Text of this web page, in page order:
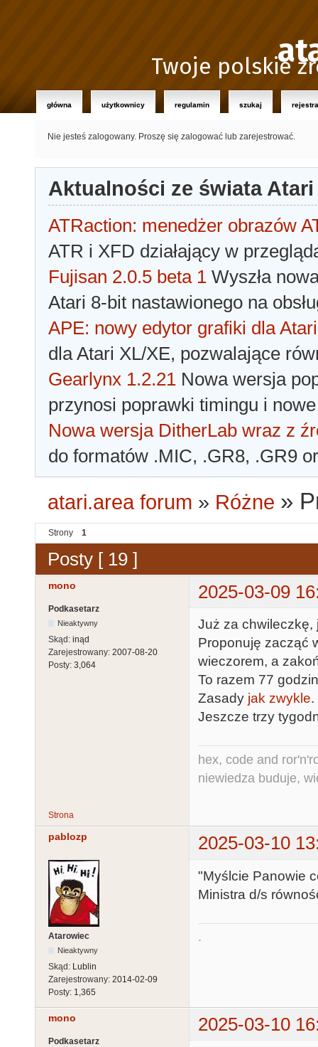
Twoje polskie
główna użytkownicy regulamin szukaj
Nie jesteś zalogowany. Proszę się zalogować lub zarejestrować.
Aktualności ze świata Atari
ATRaction: menedżer obrazów
ATR i XFD działający w
Fujisan 2.0.5 beta 1 Wyszła
Atari 8-bit nastawionego na
APE: nowy edytor grafiki dla Atari
dla Atari XL/XE, pozwalające
Gearlynx 1.2.21 Nowa wersja
przynosi poprawki timingu i
Nowa wersja DitherLab wraz z
do formatów .MIC, .GR8, .GR9
atari.area forum » Różne »
Strony 1
Posty [ 19 ]
mono 2025-03-09
Podkasetarz
Nieaktywny
Skąd: inąd
Zarejestrowany: 2007-08-20
Posty: 3,064
Już za chwileczkę,
Proponuję zacząć
wieczorem, a
To razem 77
Zasady jak zwykle.
Jeszcze trzy
hex, code and
niewiedza buduje,
Strona
pablozp 2025-03-10
Atarowiec
Nieaktywny
Skąd: Lublin
Zarejestrowany: 2014-02-09
Posty: 1,365
"Myślcie Panowie
Ministra d/s
.
mono 2025-03-10
Podkasetarz